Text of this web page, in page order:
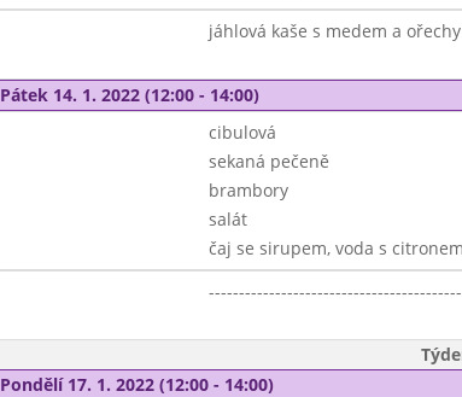
jáhlová kaše s medem a ořechy
Pátek 14. 1. 2022 (12:00 - 14:00)
cibulová
sekaná pečeně
brambory
salát
čaj se sirupem, voda s citronem
Pondělí 17. 1. 2022 (12:00 - 14:00)